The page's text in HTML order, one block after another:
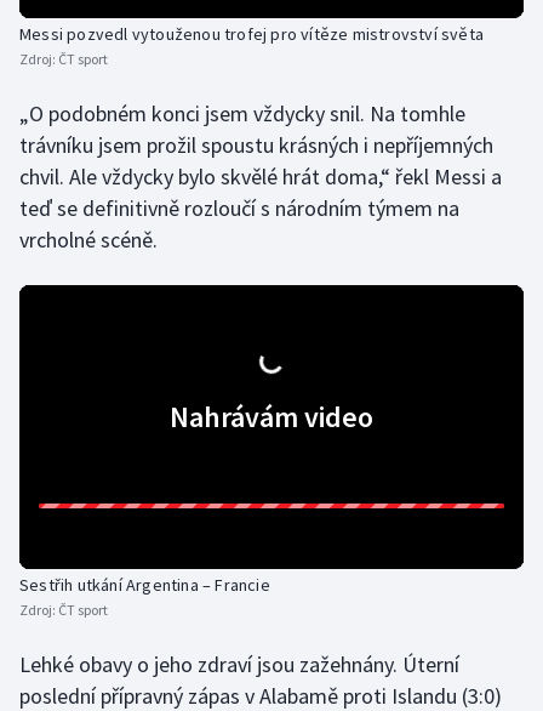
Messi pozvedl vytouženou trofej pro vítěze mistrovství světa
Zdroj: ČT sport
„O podobném konci jsem vždycky snil. Na tomhle
trávníku jsem prožil spoustu krásných i nepříjemných
chvil. Ale vždycky bylo skvělé hrát doma,“ řekl Messi a
teď se definitivně rozloučí s národním týmem na
vrcholné scéně.
Nahrávám video
Sestřih utkání Argentina – Francie
Zdroj: ČT sport
Lehké obavy o jeho zdraví jsou zažehnány. Úterní
poslední přípravný zápas v Alabamě proti Islandu (3:0)